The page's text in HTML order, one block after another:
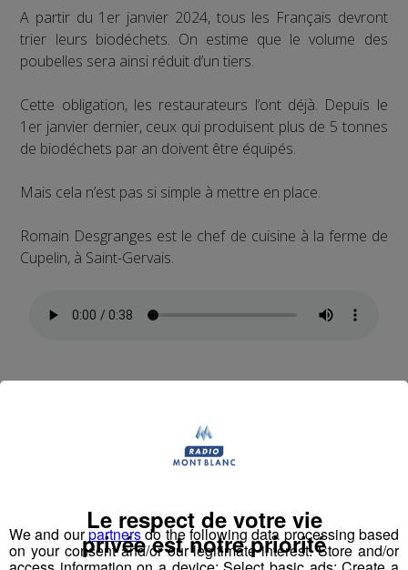
A partir du 1er janvier 2024, tous les Français devront
trier leurs biodéchets. On estime que le volume des
poubelles sera ainsi réduit d’un tiers.
Cette obligation, les restaurateurs l’ont déjà. Depuis le
1er janvier dernier, ceux qui produisent plus de 5 tonnes
de biodéchets par an doivent être équipés.
Mais cela n’est pas si simple à mettre en place.
Romain Desgranges est le chef de cuisine à la ferme de
Cupelin, à Saint-Gervais.
établissements.
We and ourpartnersdo the following data processing based
on your consent and/or our legitimate interest: Store and/or
Le respect de votre vie
privée est notre priorité